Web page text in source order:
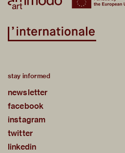
stay informed
newsletter
facebook
instagram
twitter
linkedin